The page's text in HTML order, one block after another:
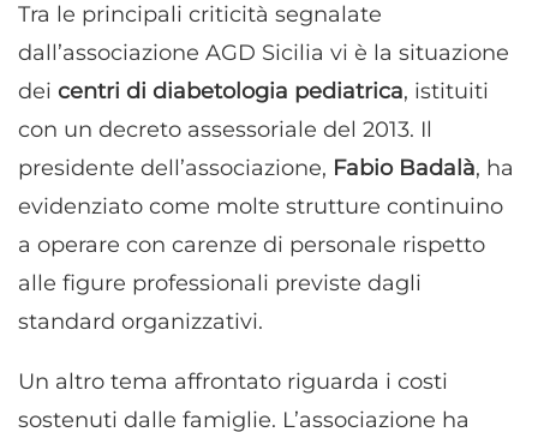
Tra le principali criticità segnalate
dall’associazione AGD Sicilia vi è la situazione
dei centri di diabetologia pediatrica, istituiti
con un decreto assessoriale del 2013. Il
presidente dell’associazione, Fabio Badalà, ha
evidenziato come molte strutture continuino
a operare con carenze di personale rispetto
alle figure professionali previste dagli
standard organizzativi.
Un altro tema affrontato riguarda i costi
sostenuti dalle famiglie. L’associazione ha